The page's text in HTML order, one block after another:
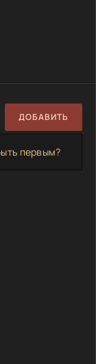
ДОБАВИТЬ
первым?